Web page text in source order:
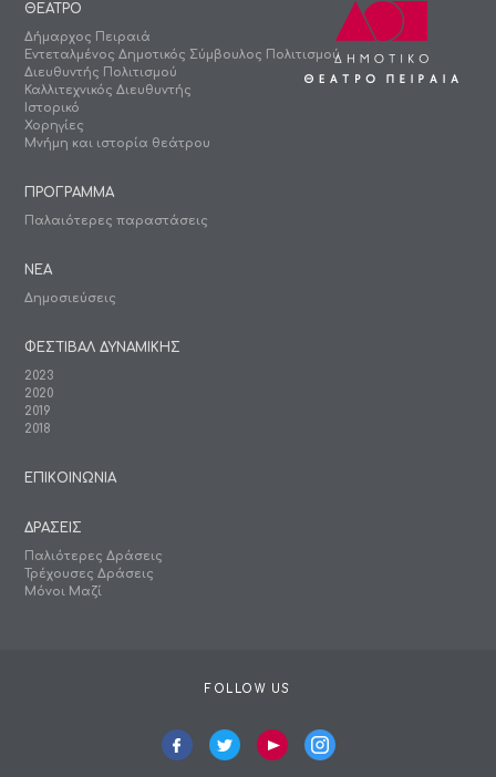
ΘΕΑΤΡΟ
Δήμαρχος Πειραιά
Εντεταλμένος Δημοτικός Σύμβουλος Πολιτισμού
Διευθυντής Πολιτισμού
Καλλιτεχνικός Διευθυντής
Ιστορικό
Χορηγίες
Μνήμη και ιστορία θεάτρου
ΠΡΟΓΡΑΜΜΑ
Παλαιότερες παραστάσεις
ΝΕΑ
Δημοσιεύσεις
ΦΕΣΤΙΒΑΛ ΔΥΝΑΜΙΚΗΣ
2023
2020
2019
2018
ΕΠΙΚΟΙΝΩΝΙΑ
ΔΡΑΣΕΙΣ
Παλιότερες Δράσεις
Τρέχουσες Δράσεις
Μόνοι Μαζί
FOLLOW US